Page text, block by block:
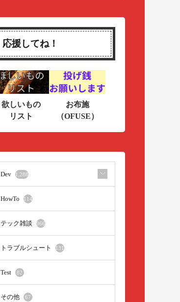
応援してね！
欲しいもの
リスト
お布施
（OFUSE）
Dev 1,288
HowTo 114
テック雑談 966
トラブルシュート 131
Test 82
その他 67